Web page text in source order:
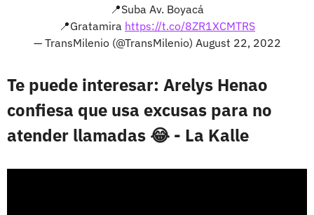
📍Suba Av. Boyacá
📍Gratamira https://t.co/8ZR1XCMTRS
— TransMilenio (@TransMilenio) August 22, 2022
Te puede interesar: Arelys Henao
confiesa que usa excusas para no
atender llamadas 😂 - La Kalle